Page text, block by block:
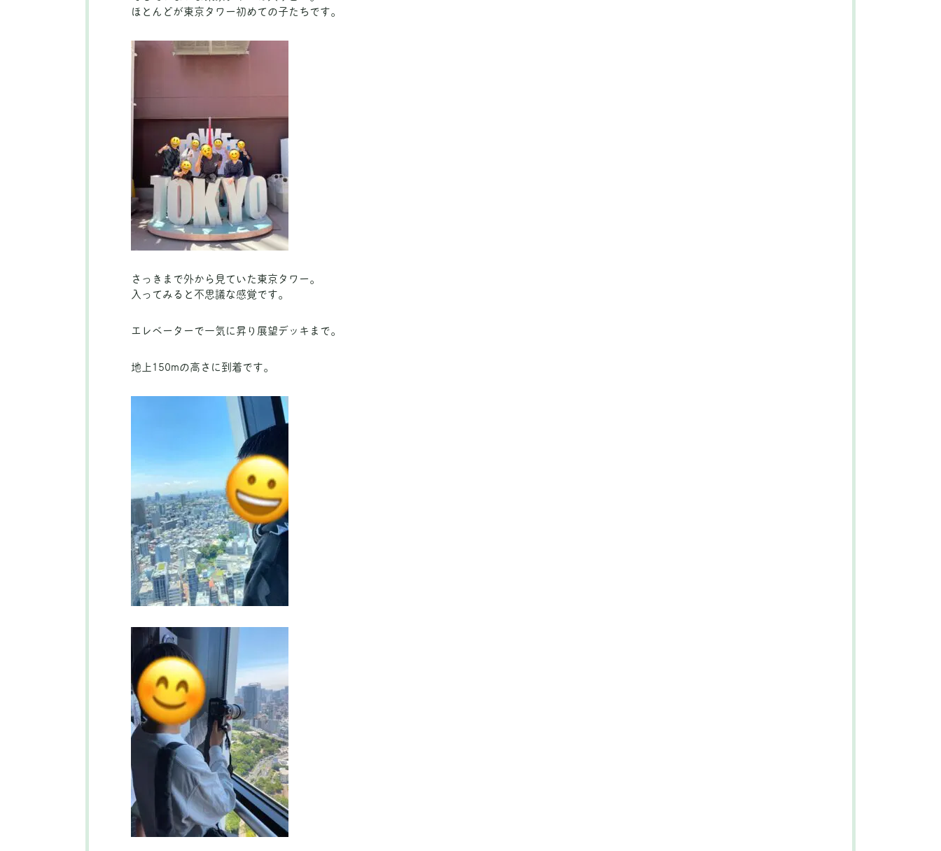
ほとんどが東京タワー初めての子たちです。
さっきまで外から見ていた東京タワー。
入ってみると不思議な感覚です。
エレベーターで一気に昇り展望デッキまで。
地上150mの高さに到着です。